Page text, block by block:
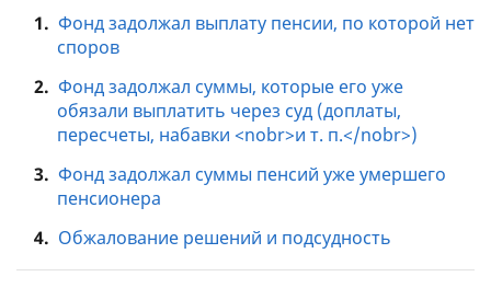
1. Фонд задолжал выплату пенсии, по которой нет
споров
2. Фонд задолжал суммы, которые его уже
обязали выплатить через суд (доплаты,
пересчеты, набавки <nobr>и т. п.</nobr>)
3. Фонд задолжал суммы пенсий уже умершего
пенсионера
4. Обжалование решений и подсудность